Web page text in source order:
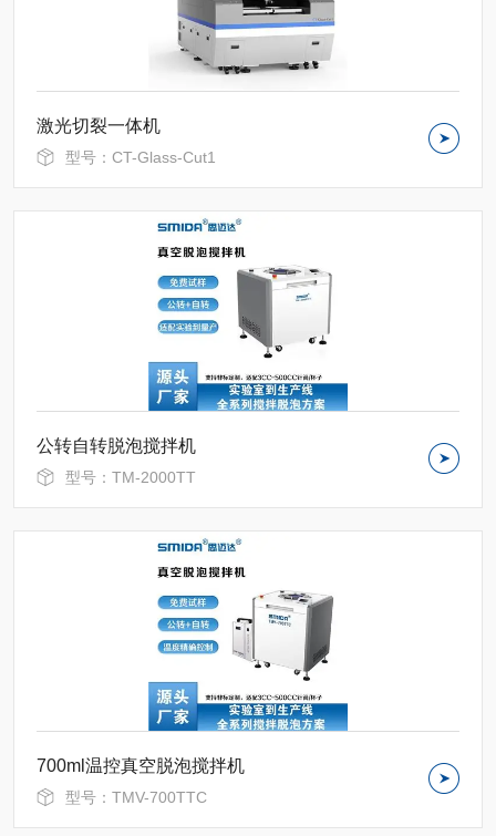
激光切裂一体机
型号：CT-Glass-Cut1
公转自转脱泡搅拌机
型号：TM-2000TT
700ml温控真空脱泡搅拌机
型号：TMV-700TTC